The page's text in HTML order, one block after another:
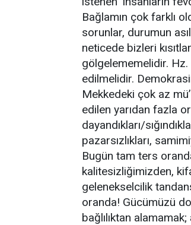
Bağlamın çok farklı
sorunlar, durumun
neticede bizleri
gölgelememelidir. Hz.
edilmelidir.
Mekkedeki çok az
edilen yarıdan fazla
dayandıkları/
pazarsızlıkları,
Bugün tam ters
kalitesizliğimizden,
gelenekselcilik
oranda! Gücümüzü
bağlılıktan